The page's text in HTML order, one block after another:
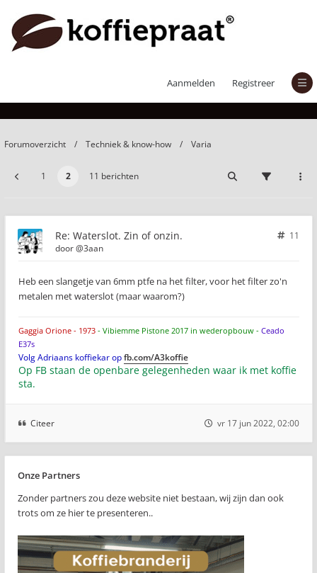
Aanmelden Registreer
Waterslot. Zin of onzin.
Forumoverzicht Techniek & know-how Varia
1 2 11 berichten
Re: Waterslot. Zin of onzin.
11
door@3aan
Heb een slangetje van 6mm ptfe na het filter, voor het filter zo'n
metalen met waterslot (maar waarom?)
Gaggia Orione - 1973 - Vibiemme Pistone 2017 in wederopbouw - Ceado
E37s
Volg Adriaans koffiekar opfb.com/A3koffie
Op FB staan de openbare gelegenheden waar ik met koffie
sta.
Citeer vr 17 jun 2022, 02:00
Onze Partners
Zonder partners zou deze website niet bestaan, wij zijn dan ook
trots om ze hier te presenteren..